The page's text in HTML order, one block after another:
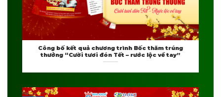
Công bố kết quả chương trình Bốc thăm trúng
thưởng “Cười tươi đón Tết – rước lộc về tay”